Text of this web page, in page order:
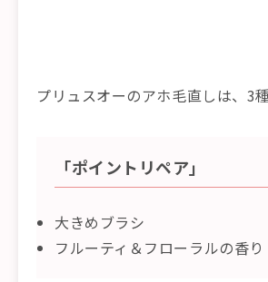
プリュスオーのアホ毛直しは、3種
「ポイントリペア」
大きめブラシ
フルーティ＆フローラルの香り